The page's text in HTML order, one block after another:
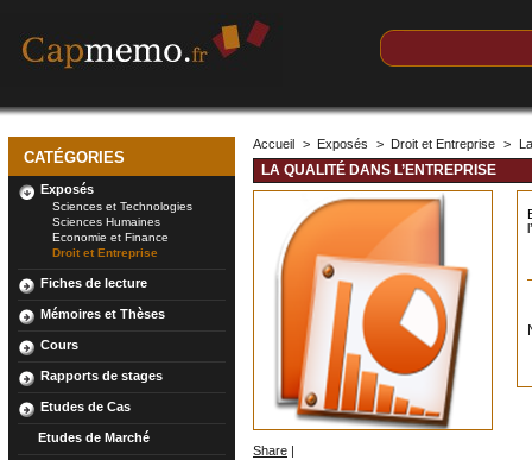
CATÉGORIES
Exposés
Sciences et Technologies
Sciences Humaines
Economie et Finance
Droit et Entreprise
Fiches de lecture
Mémoires et Thèses
Cours
Rapports de stages
Etudes de Cas
Etudes de Marché
Accueil > Exposés > Droit et Entreprise >
LA QUALITÉ DANS L’ENTREPRISE
Share |